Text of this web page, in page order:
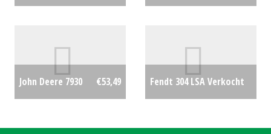
#27206
€25000
John Deere 7930 €53,49
Fendt 304 LSA Verkocht